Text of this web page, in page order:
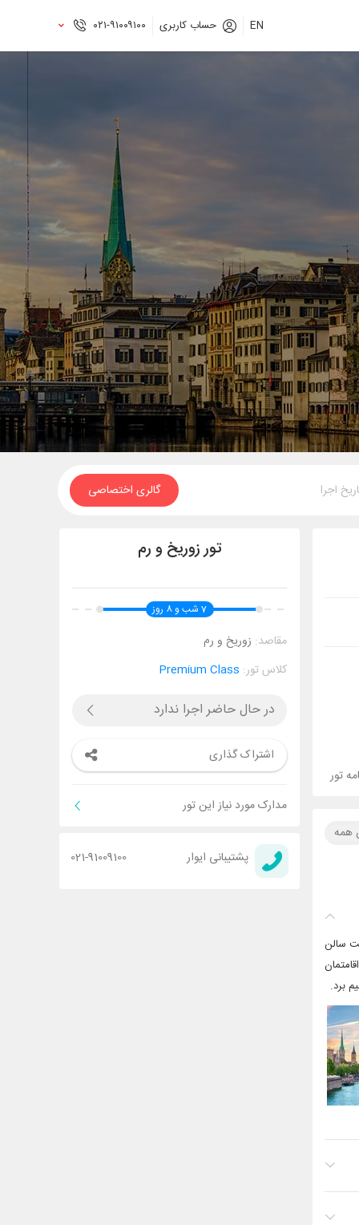
EN حساب کاربری ۰۲۱-۹۱۰۰۹۱۰۰
اجرا گالری اختصاصی
تور زوریخ و رم
7 شب و 8 روز
مقاصد: زوریخ و رم
کلاس تور: Premium Class
در حال حاضر اجرا ندارد
اشتراک گذاری
مدارک مورد نیاز این تور
پشتیبانی ایوار 021-91009100
تور
همه
سالن
برد.